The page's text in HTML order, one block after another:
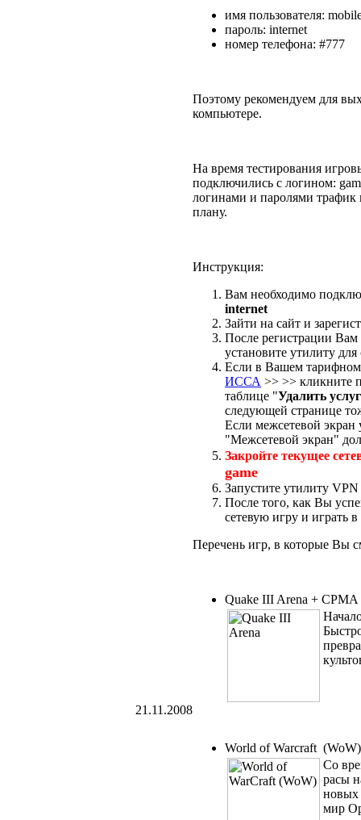
21.11.2008
имя пользователя:
пароль: internet
номер телефона: #777
Поэтому рекомендуем для
компьютере.
На время тестирования
подключились с логином:
логинами и паролями трафик
плану.
Инструкция:
Вам необходимо
internet
Зайти на сайт и
После регистрации Вам
установите утилиту
Если в Вашем
ИССА >> >> кликните
таблице "Удалить
следующей странице
Если межсетевой экран
"Межсетевой экран"
Закройте текущее
game
Запустите утилиту
После того, как Вы
сетевую игру и играть
Перечень игр, в которые Вы
Quake III Arena + CPMA
World of Warcraft (WoW)
Со
расы
новых
мир